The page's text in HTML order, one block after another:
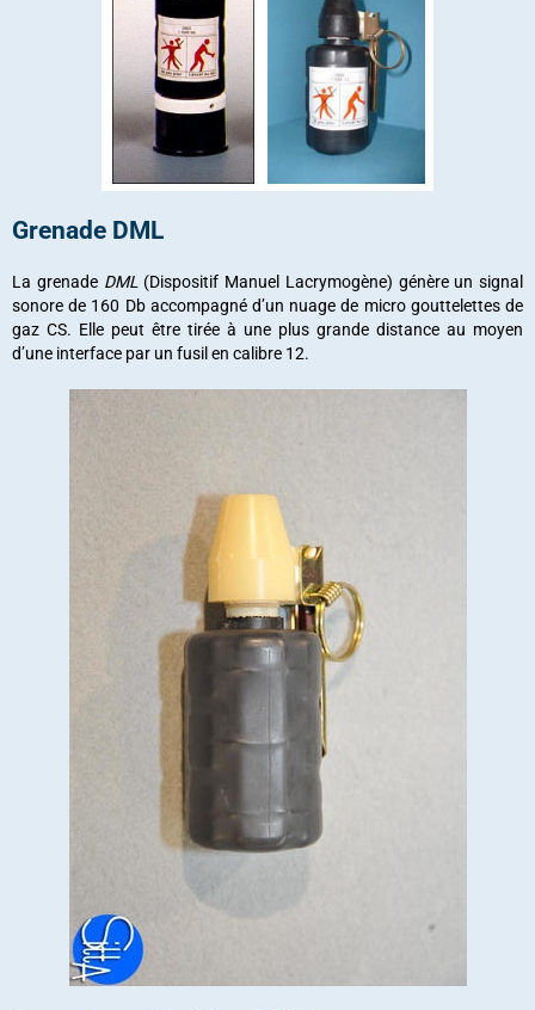
Grenade DML
La grenade DML (Dispositif Manuel Lacrymogène) génère un signal
sonore de 160 Db accompagné d’un nuage de micro gouttelettes de
gaz CS. Elle peut être tirée à une plus grande distance au moyen
d’une interface par un fusil en calibre 12.